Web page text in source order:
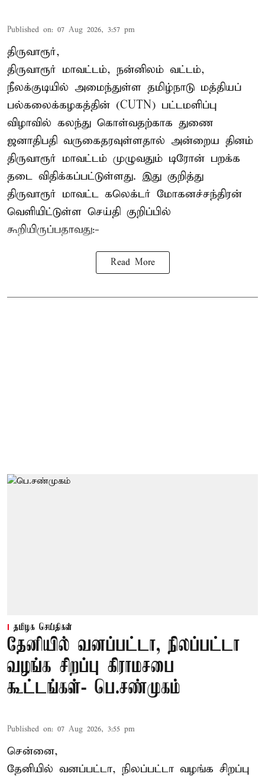
Published on: 07 Aug 2026, 3:57 pm
திருவாரூர்,
திருவாரூர் மாவட்டம், நன்னிலம் வட்டம்,
நீலக்குடியில் அமைந்துள்ள தமிழ்நாடு மத்தியப்
பல்கலைக்கழகத்தின் (CUTN) பட்டமளிப்பு
விழாவில் கலந்து கொள்வதற்காக துணை
ஜனாதிபதி வருகைதரவுள்ளதால் அன்றைய தினம்
திருவாரூர் மாவட்டம் முழுவதும் டிரோன் பறக்க
தடை விதிக்கப்பட்டுள்ளது. இது குறித்து
திருவாரூர் மாவட்ட கலெக்டர் மோகனச்சந்திரன்
வெளியிட்டுள்ள செய்தி குறிப்பில்
கூறியிருப்பதாவது:-
Read More
தமிழக செய்திகள்
தேனியில் வனப்பட்டா, நிலப்பட்டா
வழங்க சிறப்பு கிராமசபை
கூட்டங்கள்- பெ.சண்முகம்
Published on: 07 Aug 2026, 3:55 pm
சென்னை,
தேனியில் வனப்பட்டா, நிலப்பட்டா வழங்க சிறப்பு